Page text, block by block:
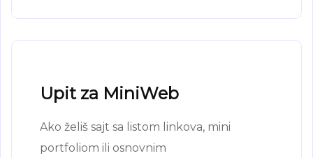
Upit za MiniWeb
Ako želiš sajt sa listom linkova, mini
portfoliom ili osnovnim